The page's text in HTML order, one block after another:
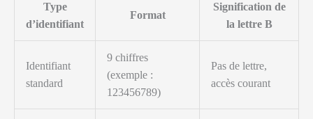
Type
d’identifiant
Format
Signification de
la lettre B
Identifiant
standard
9 chiffres
(exemple :
123456789)
Pas de lettre,
accès courant